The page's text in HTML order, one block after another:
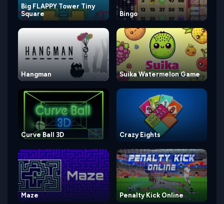
Big FLAPPY Tower Tiny
Square
Bingo
Hangman Suika Watermelon Game
Curve Ball 3D Crazy Eights
Maze Penalty Kick Online